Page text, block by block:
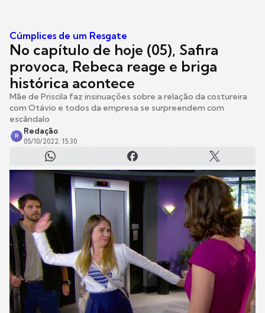
Cúmplices de um Resgate
No capítulo de hoje (05), Safira
provoca, Rebeca reage e briga
histórica acontece
Mãe de Priscila faz insinuações sobre a relação da costureira
com Otávio e todos da empresa se surpreendem com
escândalo
R
Redação
05/10/2022, 15:30